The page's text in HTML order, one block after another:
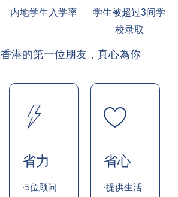
内地学生入学率
学生被超过3间学
校录取
港的第一位朋友，真心為你
省力
·5位顾问
省心
·提供生活